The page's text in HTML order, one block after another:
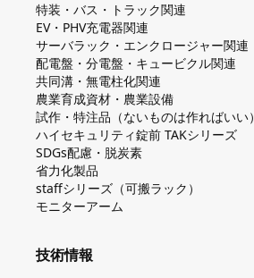
特装・バス・トラック関連
EV・PHV充電器関連
サーバラック・エンクロージャー関連
配電盤・分電盤・キュービクル関連
共同溝・無電柱化関連
農業育成資材・農業設備
試作・特注品（ないものは作ればいい）
ハイセキュリティ錠前 TAKシリーズ
SDGs配慮・脱炭素
省力化製品
staffシリーズ（可搬ラック）
モニターアーム
技術情報